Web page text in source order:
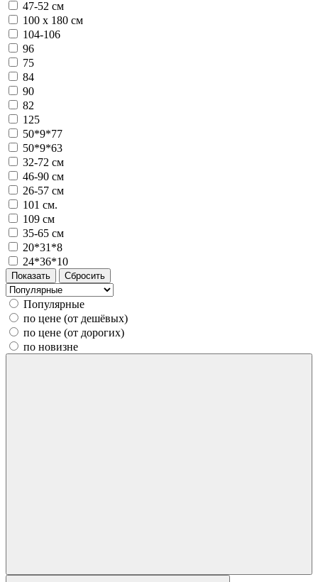
47-52 см
100 х 180 см
104-106
96
75
84
90
82
125
50*9*77
50*9*63
32-72 см
46-90 см
26-57 см
101 см.
109 см
35-65 см
20*31*8
24*36*10
Популярные
по цене (от дешёвых)
по цене (от дорогих)
по новизне